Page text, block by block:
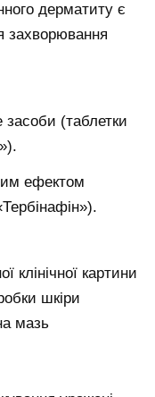
дерматиту є
захворювання
(таблетки
ефектом
клінічної картини
шкіри
мазь